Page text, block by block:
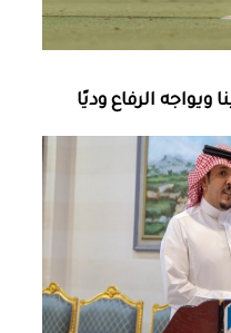
ويواجه الرفاع وديًا